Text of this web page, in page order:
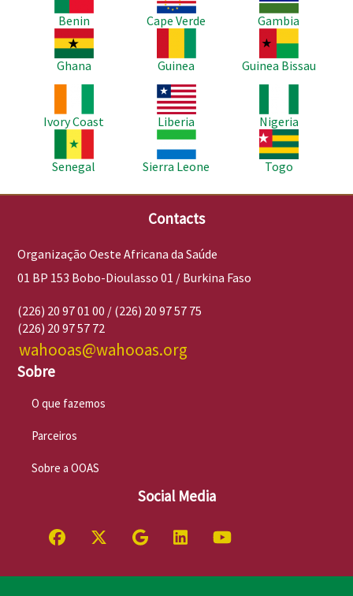
Benin
Cape Verde
Gambia
Imagem
Ghana
Guinea
Imagem
Guinea Bissau
Ivory Coast
Imagem
Liberia
Nigeria
Imagem
Senegal
Imagem
Sierra Leone
Imagem
Togo
Contacts
Organização Oeste Africana da Saúde
01 BP 153 Bobo-Dioulasso 01 / Burkina Faso
(226) 20 97 01 00 / (226) 20 97 57 75
(226) 20 97 57 72
wahooas@wahooas.org
Sobre
O que fazemos
Parceiros
Sobre a OOAS
Social Media